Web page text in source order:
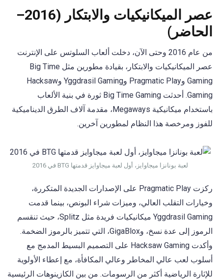
عصر الميكانيكيات والابتكار (2016–
الحاضر)
من عام 2016 وحتى الآن، دخلت ألعاب السلوتس على الإنترنت
عصر الميكانيكيات والابتكار، بقيادة مطورين مثل Big Time
Gaming وPragmatic Play وYggdrasil Gaming وHacksaw
Gaming. أحدثت Big Time Gaming ثورة في بنية الألعاب
باستخدام ميكانيكية Megaways، مقدمة آلاف الطرق الديناميكية
للفوز ومرخصة هذا النظام لمطورين آخرين.
لعبة بونانزا ميجاوايز، أول لعبة ميجاوايز قدمتها BTG في 2016
ركزت Pragmatic Play على الإصدارات الجديدة المتكررة،
وخيارات التقلب العالي، وميزات شراء البونص، بينما قدمت
Yggdrasil Gaming ميكانيكيات فريدة مثل Splitz، حيث تنقسم
الرموز إلى عدة نسخ، وGigaBlox، التي تتميز بالرموز الضخمة.
وأكدت Hacksaw Gaming على التصميم البسيط المدمج مع
أسلوب لعب عالي المخاطر وعالي المكافأة، مع إعطاء الأولوية
للإثارة الرياضية أكثر من الرسومات. من بين الكازينوهات الرئيسية